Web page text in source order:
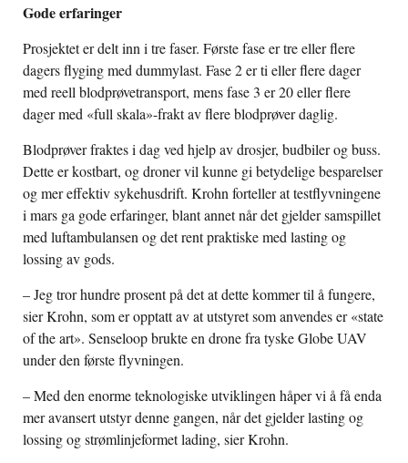
Gode erfaringer
Prosjektet er delt inn i tre faser. Første fase er tre eller flere
dagers flyging med dummylast. Fase 2 er ti eller flere dager
med reell blodprøvetransport, mens fase 3 er 20 eller flere
dager med «full skala»-frakt av flere blodprøver daglig.
Blodprøver fraktes i dag ved hjelp av drosjer, budbiler og buss.
Dette er kostbart, og droner vil kunne gi betydelige besparelser
og mer effektiv sykehusdrift. Krohn forteller at testflyvningene
i mars ga gode erfaringer, blant annet når det gjelder samspillet
med luftambulansen og det rent praktiske med lasting og
lossing av gods.
– Jeg tror hundre prosent på det at dette kommer til å fungere,
sier Krohn, som er opptatt av at utstyret som anvendes er «state
of the art». Senseloop brukte en drone fra tyske Globe UAV
under den første flyvningen.
– Med den enorme teknologiske utviklingen håper vi å få enda
mer avansert utstyr denne gangen, når det gjelder lasting og
lossing og strømlinjeformet lading, sier Krohn.